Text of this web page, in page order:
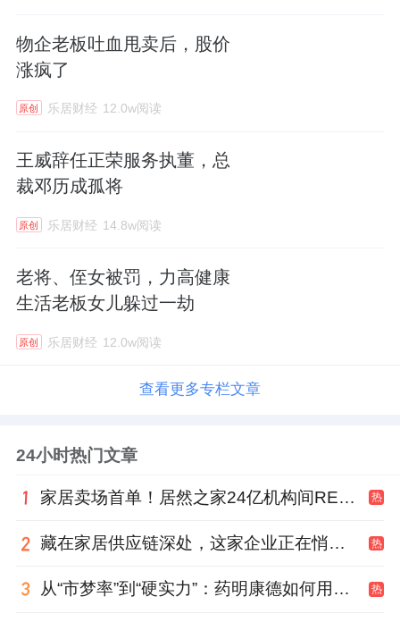
物企老板吐血甩卖后，股价
涨疯了
原创 乐居财经 12.0w阅读
王威辞任正荣服务执董，总
裁邓历成孤将
原创 乐居财经 14.8w阅读
老将、侄女被罚，力高健康
生活老板女儿躲过一劫
原创 乐居财经 12.0w阅读
查看更多专栏文章
24小时热门文章
家居卖场首单！居然之家24亿机构间REITs获深交所无异议函 热
藏在家居供应链深处，这家企业正在悄悄转型 热
从“市梦率”到“硬实力”：药明康德如何用业绩填平2021年估值鸿沟？ 热